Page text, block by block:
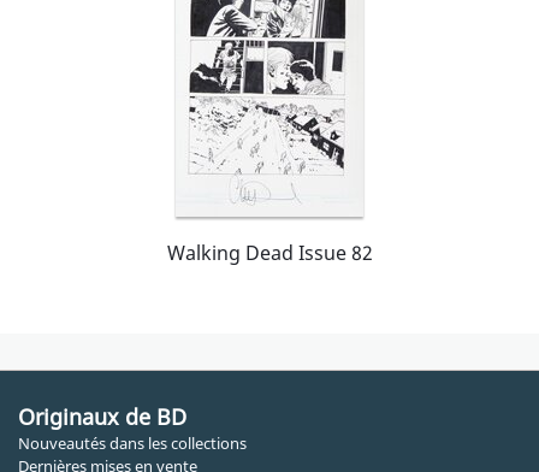
Walking Dead Issue 82
Originaux de BD
Nouveautés dans les collections
Dernières mises en vente